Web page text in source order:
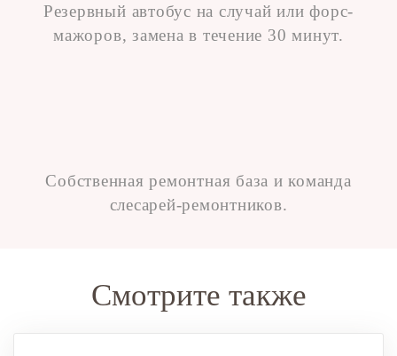
Резервный автобус на случай или форс-
мажоров, замена в течение 30 минут.
Собственная ремонтная база и команда
слесарей-ремонтников.
Смотрите также